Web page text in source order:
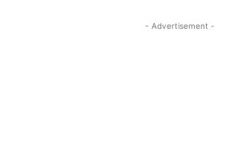
- Advertisement -